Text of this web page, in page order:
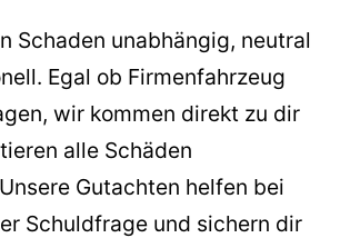
Schaden unabhängig, neutral
Egal ob Firmenfahrzeug
wir kommen direkt zu dir
alle Schäden
Gutachten helfen bei
Schuldfrage und sichern dir